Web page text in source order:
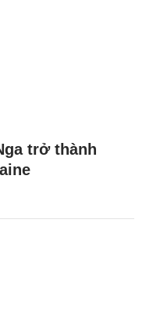
trở thành